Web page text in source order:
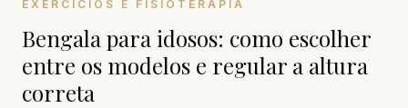
EXERCICIOS E FISIOTERAPIA
Bengala para idosos: como escolher
entre os modelos e regular a altura
correta